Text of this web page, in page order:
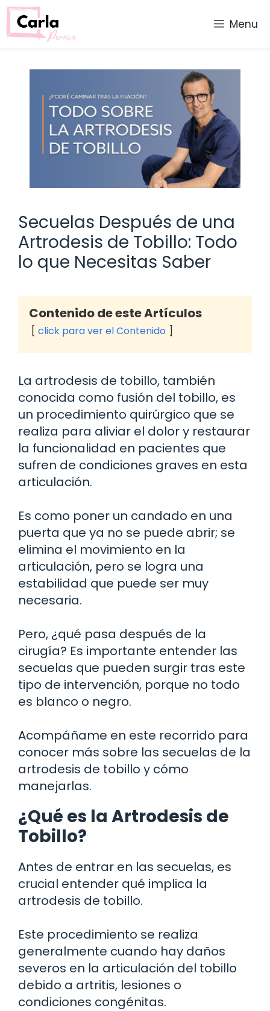
Saltar
al
contenido
Menu
Secuelas Después de una
Artrodesis de Tobillo: Todo
lo que Necesitas Saber
Contenido de este Artículos
click para ver el Contenido
La artrodesis de tobillo, también
conocida como fusión del tobillo, es
un procedimiento quirúrgico que se
realiza para aliviar el dolor y restaurar
la funcionalidad en pacientes que
sufren de condiciones graves en esta
articulación.
Es como poner un candado en una
puerta que ya no se puede abrir; se
elimina el movimiento en la
articulación, pero se logra una
estabilidad que puede ser muy
necesaria.
Pero, ¿qué pasa después de la
cirugía? Es importante entender las
secuelas que pueden surgir tras este
tipo de intervención, porque no todo
es blanco o negro.
Acompáñame en este recorrido para
conocer más sobre las secuelas de la
artrodesis de tobillo y cómo
manejarlas.
¿Qué es la Artrodesis de
Tobillo?
Antes de entrar en las secuelas, es
crucial entender qué implica la
artrodesis de tobillo.
Este procedimiento se realiza
generalmente cuando hay daños
severos en la articulación del tobillo
debido a artritis, lesiones o
condiciones congénitas.